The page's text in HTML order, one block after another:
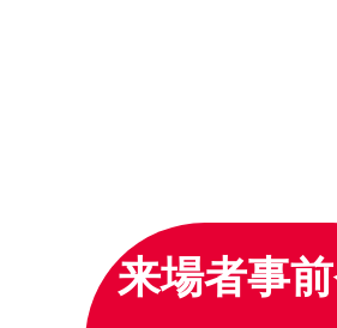
来場者事